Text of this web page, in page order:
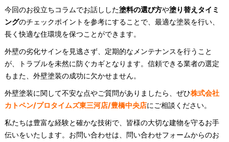
今回のお役立ちコラムでお話しした塗料の選び方や塗り替えタイミ
ングのチェックポイントを参考にすることで、最適な塗装を行い、
長く快適な住環境を保つことができます。
外壁の劣化サインを見逃さず、定期的なメンテナンスを行うこと
が、トラブルを未然に防ぐカギとなります。信頼できる業者の選定
もまた、外壁塗装の成功に欠かせません。
外壁塗装に関して不安な点やご質問がありましたら、ぜひ株式会社
カトペン/プロタイムズ東三河店/豊橋中央店にご相談ください。
私たちは豊富な経験と確かな技術で、皆様の大切な建物を守るお手
伝いをいたします。お問い合わせは、問い合わせフォームからのお